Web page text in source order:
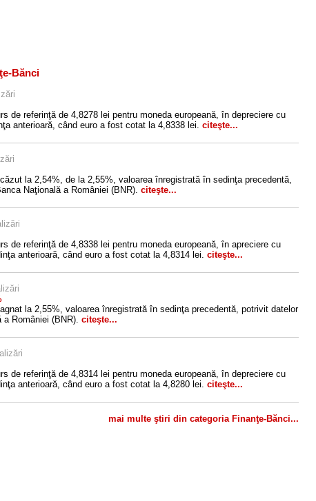
Bănci
de referinţă de 4,8278 lei pentru moneda europeană, în depreciere cu
anterioară, când euro a fost cotat la 4,8338 lei. citeşte...
la 2,54%, de la 2,55%, valoarea înregistrată în sedinţa precedentă,
Naţională a României (BNR). citeşte...
de referinţă de 4,8338 lei pentru moneda europeană, în apreciere cu
anterioară, când euro a fost cotat la 4,8314 lei. citeşte...
la 2,55%, valoarea înregistrată în sedinţa precedentă, potrivit datelor
României (BNR). citeşte...
de referinţă de 4,8314 lei pentru moneda europeană, în depreciere cu
anterioară, când euro a fost cotat la 4,8280 lei. citeşte...
mai multe ştiri din categoria Finanţe-Bănci...